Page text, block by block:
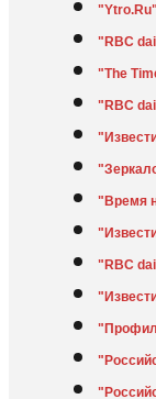
"RBC
"The
"RBC
"Время
"RBC